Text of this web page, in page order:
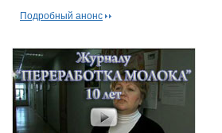
Подробный анонс